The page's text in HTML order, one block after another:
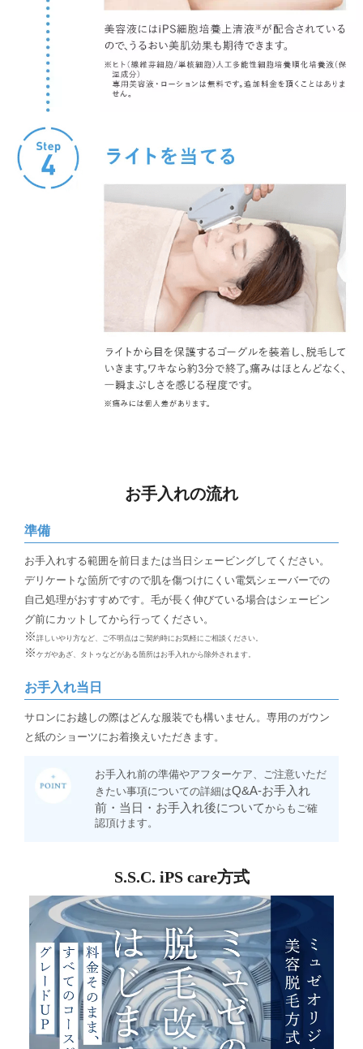
お手入れの流れ
準備
お手入れする範囲を前日または当日シェービングしてください。
デリケートな箇所ですので肌を傷つけにくい電気シェーバーでの
自己処理がおすすめです。毛が長く伸びている場合はシェービン
グ前にカットしてから行ってください。
※ 詳しいやり方など、ご不明点はご契約時にお気軽にご相談ください。
※ ケガやあざ、タトゥなどがある箇所はお手入れから除外されます。
お手入れ当日
サロンにお越しの際はどんな服装でも構いません。専用のガウン
と紙のショーツにお着換えいただきます。
お手入れ前の準備やアフターケア、ご注意いただ
きたい事項についての詳細はQ&A-お手入れ
前・当日・お手入れ後についてからもご確
認頂けます。
S.S.C. iPS care方式